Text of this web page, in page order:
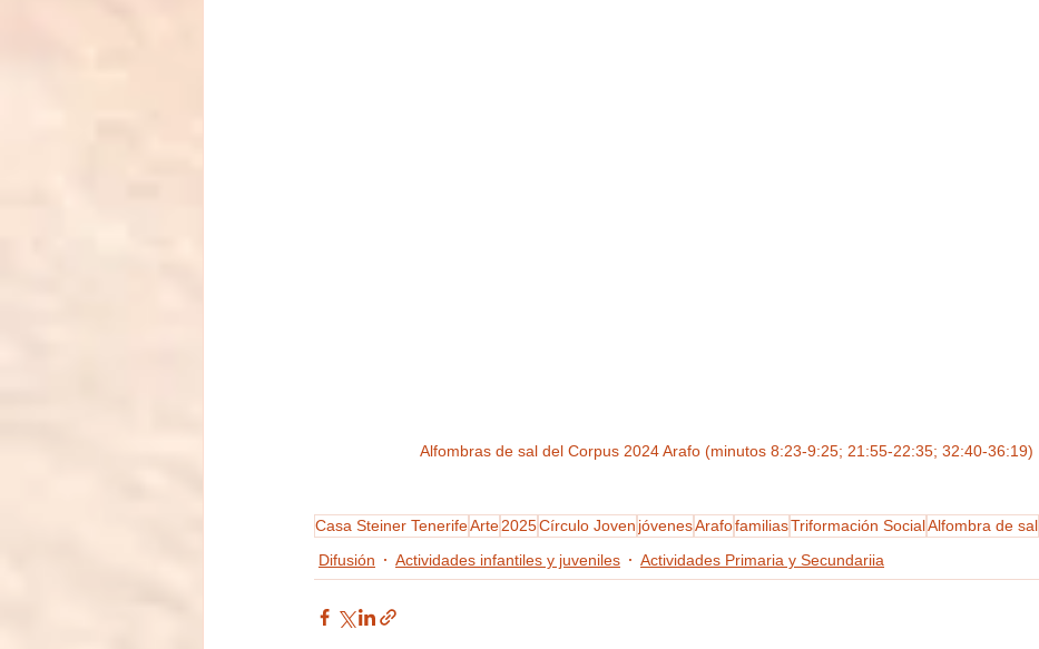
Alfombras de sal del Corpus 2024 Arafo (minutos 8:23-9:25; 21:55-22:35; 32:40-36:19)
Casa Steiner TenerifeArte2025Círculo Joven jóvenesArafofamiliasTriformación SocialAlfombra de sal
Difusión
Actividades infantiles y juveniles Actividades Primaria y Secundariia